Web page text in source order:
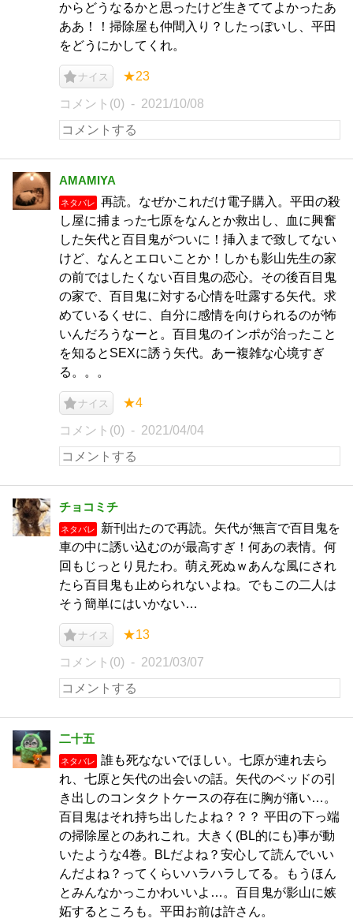
からどうなるかと思ったけど生きててよかったあ
ああ！！掃除屋も仲間入り？したっぽいし、平田
をどうにかしてくれ。
ナイス ★23
コメント(0) 2021/10/08
AMAMIYA
ネタバレ
再読。なぜかこれだけ電子購入。平田の殺
し屋に捕まった七原をなんとか救出し、血に興奮
した矢代と百目鬼がついに！挿入まで致してない
けど、なんとエロいことか！しかも影山先生の家
の前ではしたくない百目鬼の恋心。その後百目鬼
の家で、百目鬼に対する心情を吐露する矢代。求
めているくせに、自分に感情を向けられるのが怖
いんだろうなーと。百目鬼のインポが治ったこと
を知るとSEXに誘う矢代。あー複雑な心境すぎ
る。。。
ナイス ★4
コメント(0) 2021/04/04
チョコミチ
ネタバレ
新刊出たので再読。矢代が無言で百目鬼を
車の中に誘い込むのが最高すぎ！何あの表情。何
回もじっとり見たわ。萌え死ぬｗあんな風にされ
たら百目鬼も止められないよね。でもこの二人は
そう簡単にはいかない…
ナイス ★13
コメント(0) 2021/03/07
二十五
ネタバレ
誰も死なないでほしい。七原が連れ去ら
れ、七原と矢代の出会いの話。矢代のベッドの引
き出しのコンタクトケースの存在に胸が痛い…。
百目鬼はそれ持ち出したよね？？？ 平田の下っ端
の掃除屋とのあれこれ。大きく(BL的にも)事が動
いたような4巻。BLだよね？安心して読んでいい
んだよね？ってくらいハラハラしてる。もうほん
とみんなかっこかわいいよ…。百目鬼が影山に嫉
妬するところも。平田お前は許さん。